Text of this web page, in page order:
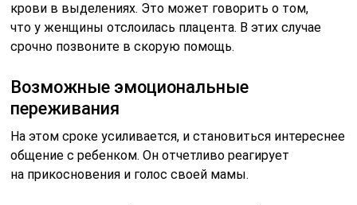
крови в выделениях. Это может говорить о том,
что у женщины отслоилась плацента. В этих случае
срочно позвоните в скорую помощь.
Возможные эмоциональные
переживания
На этом сроке усиливается, и становиться интереснее
общение с ребенком. Он отчетливо реагирует
на прикосновения и голос своей мамы.